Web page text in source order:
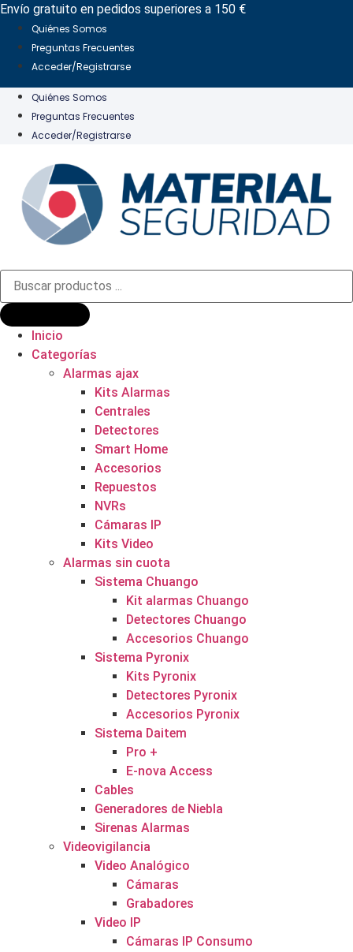
Ir
contenido
Envío gratuito en pedidos superiores a 150 €
Quiénes Somos
Preguntas Frecuentes
Acceder/Registrarse
Quiénes Somos
Preguntas Frecuentes
Acceder/Registrarse
Búsqueda
productos
Inicio
Categorías
Alarmas ajax
Kits Alarmas
Centrales
Detectores
Smart Home
Accesorios
Repuestos
NVRs
Cámaras IP
Kits Video
Alarmas sin cuota
Sistema Chuango
Kit alarmas Chuango
Detectores Chuango
Accesorios Chuango
Sistema Pyronix
Kits Pyronix
Detectores Pyronix
Accesorios Pyronix
Sistema Daitem
Pro +
E-nova Access
Cables
Generadores de Niebla
Sirenas Alarmas
Videovigilancia
Video Analógico
Cámaras
Grabadores
Video IP
Cámaras IP Consumo